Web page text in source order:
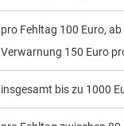
pro Fehltag 100 Euro, ab
Verwarnung 150 Euro
insgesamt bis zu 1000